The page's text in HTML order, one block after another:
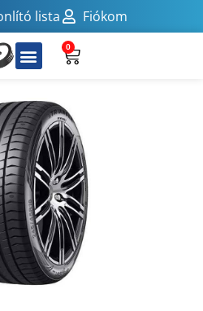
lista Fiókom
0